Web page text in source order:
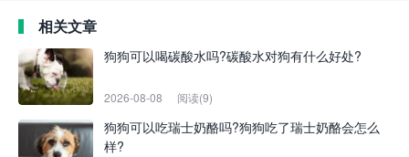
相关文章
狗狗可以喝碳酸水吗?碳酸水对狗有什么好处?
2026-08-08 阅读(9)
狗狗可以吃瑞士奶酪吗?狗狗吃了瑞士奶酪会怎么
样?